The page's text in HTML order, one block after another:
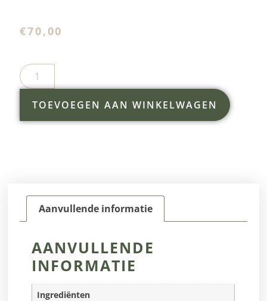
€70,00
TOEVOEGEN AAN WINKELWAGEN
Aanvullende informatie
AANVULLENDE
INFORMATIE
Ingrediënten